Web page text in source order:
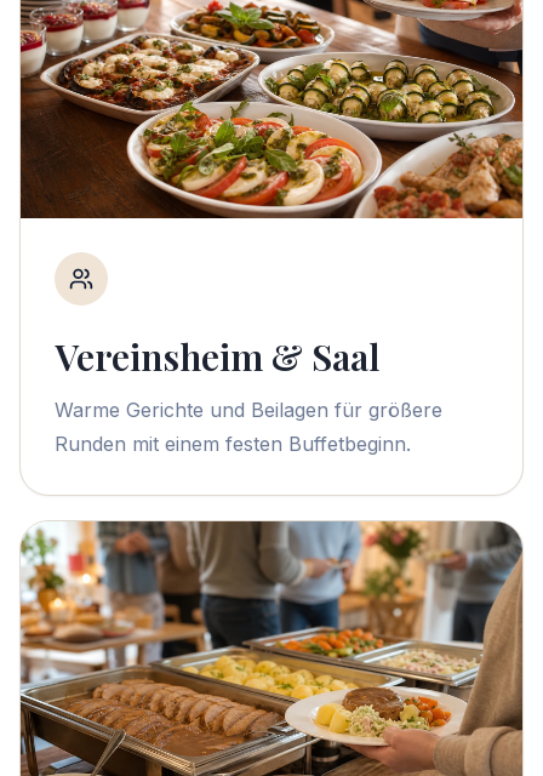
Vereinsheim & Saal
Warme Gerichte und Beilagen für größere
Runden mit einem festen Buffetbeginn.